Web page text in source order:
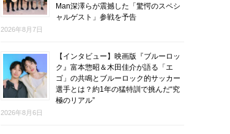
Man深澤らが震撼した「驚愕のスペシ
ャルゲスト」参戦を予告
2026年8月7日
【インタビュー】映画版『ブルーロッ
ク』富本惣昭＆木田佳介が語る「エ
ゴ」の共鳴とブルーロック的サッカー
選手とは？約1年の猛特訓で挑んだ“究
極のリアル”
2026年8月6日